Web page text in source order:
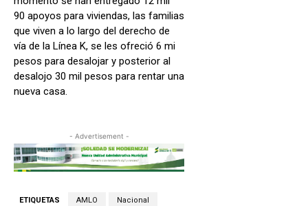
90 apoyos para viviendas, las familias
que viven a lo largo del derecho de
vía de la Línea K, se les ofreció 6 mi
pesos para desalojar y posterior al
desalojo 30 mil pesos para rentar una
nueva casa.
- Advertisement -
ETIQUETAS AMLO Nacional